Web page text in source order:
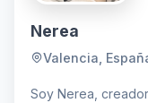
Nerea
Valencia,
Soy Nerea,